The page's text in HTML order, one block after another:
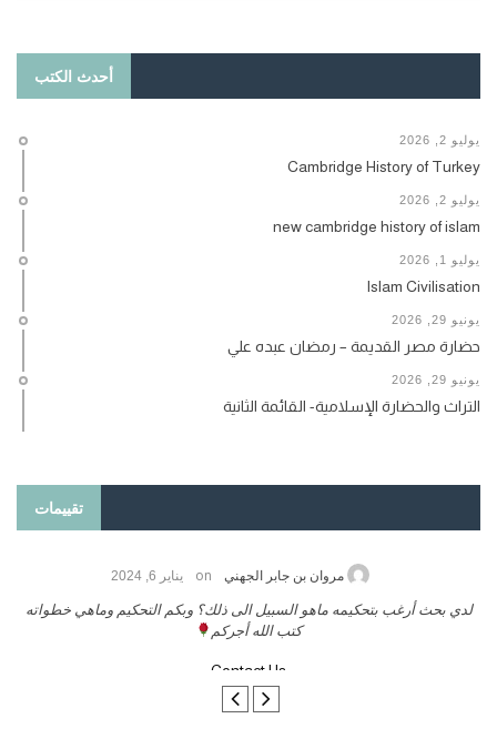
أحدث الكتب
يوليو 2, 2026
Cambridge History of Turkey
يوليو 2, 2026
new cambridge history of islam
يوليو 1, 2026
Islam Civilisation
يونيو 29, 2026
حضارة مصر القديمة – رمضان عبده علي
يونيو 29, 2026
التراث والحضارة الإسلامية- القائمة الثانية
تقييمات
لدي بحث أرغب بتحكيمه
يناير 25, 2026
ورحمة الله وبركاتة أرغب بنشر كتابي معكم